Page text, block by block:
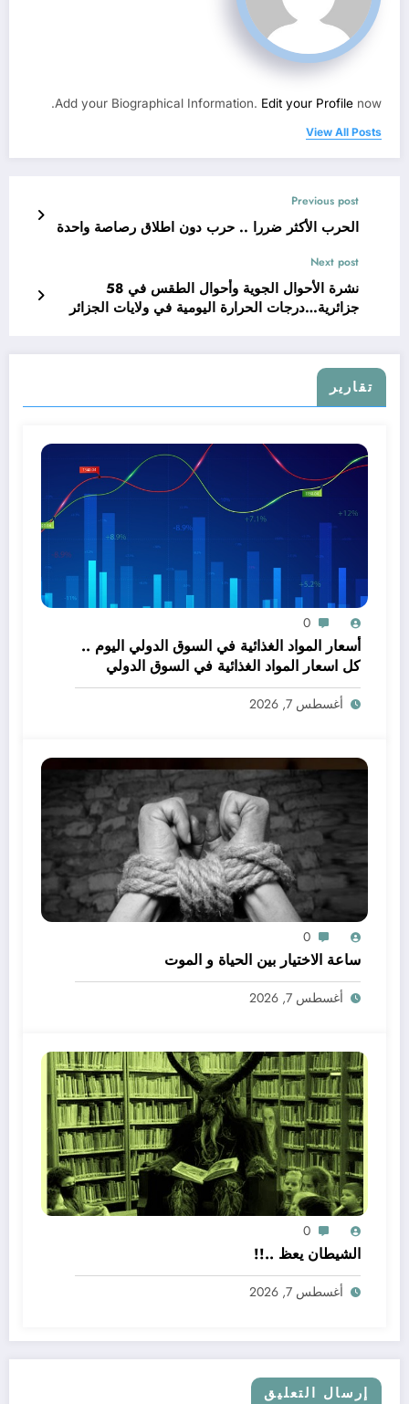
Add your Biographical Information. Edit your Profile now.
View All Posts
Previous post
الحرب الأكثر ضررا .. حرب دون اطلاق رصاصة واحدة
Next post
نشرة الأحوال الجوية وأحوال الطقس في 58
جزائرية…درجات الحرارة اليومية في ولايات الجزائر
تقارير
0
أسعار المواد الغذائية في السوق الدولي اليوم ..
كل اسعار المواد الغذائية في السوق الدولي
اليوم طبقا للبورصات العالمية
أغسطس 7, 2026
0
ساعة الاختيار بين الحياة و الموت
أغسطس 7, 2026
0
الشيطان يعظ ..!!
أغسطس 7, 2026
إرسال التعليق